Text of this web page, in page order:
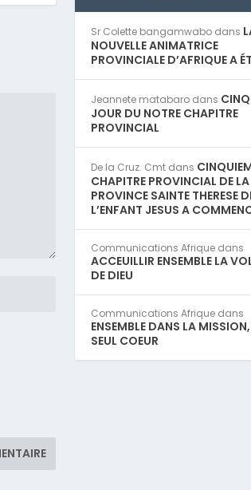
Sr Colette bangamwabo dans
NOUVELLE ANIMATRICE
PROVINCIALE D’AFRIQUE A
Jeannete matabaro dans
JOUR DU NOTRE CHAPITRE
PROVINCIAL
De la Cruz. Cmt dans
CHAPITRE PROVINCIAL DE LA
PROVINCE SAINTE THERESE
L’ENFANT JESUS A
Communications Afrique dans
ACCEUILLIR ENSEMBLE LA
DE DIEU
Communications Afrique dans
ENSEMBLE DANS LA
SEUL COEUR